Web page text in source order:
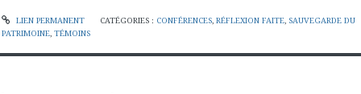
LIEN PERMANENT CATÉGORIES : CONFÉRENCES, RÉFLEXION FAITE, SAUVEGARDE DU
PATRIMOINE, TÉMOINS